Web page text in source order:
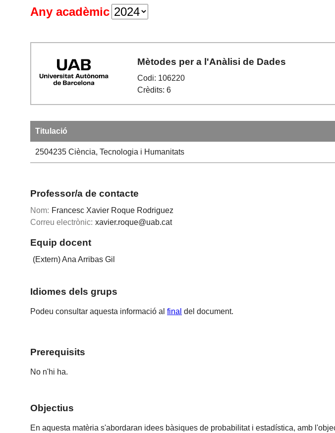
Any acadèmic
Mètodes per a l'Anàlisi de Dades
Codi: 106220
Crèdits: 6
Titulació
2504235Ciència, Tecnologia i Humanitats
Professor/a de contacte
Nom: Francesc Xavier Roque Rodriguez
Correu electrònic: xavier.roque@uab.cat
Equip docent
(Extern) Ana Arribas Gil
Idiomes dels grups
Podeu consultar aquesta informació alfinal del document.
Prerequisits
No n'hi ha.
Objectius
En aquesta matèria s'abordaran idees bàsiques de probabilitat i estadística, amb